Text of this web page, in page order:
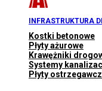
INFRASTRUKTURA
Kostki betonowe
Płyty ażurowe
Krawężniki
Systemy
Płyty